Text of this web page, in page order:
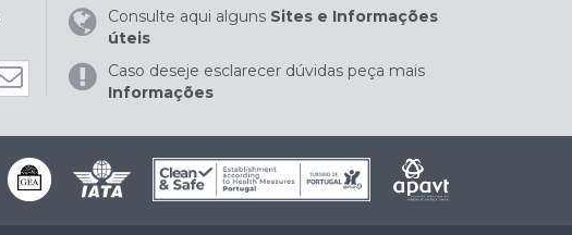
Consulte aqui alguns Sites e Informações
úteis
Caso deseje esclarecer dúvidas peça mais
Informações